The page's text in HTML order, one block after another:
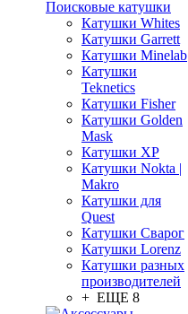
Поисковые катушки
Катушки Whites
Катушки Garrett
Катушки Minelab
Катушки
Teknetics
Катушки Fisher
Катушки Golden
Mask
Катушки XP
Катушки Nokta |
Makro
Катушки для
Quest
Катушки Сварог
Катушки Lorenz
Катушки разных
производителей
+ ЕЩЕ 8